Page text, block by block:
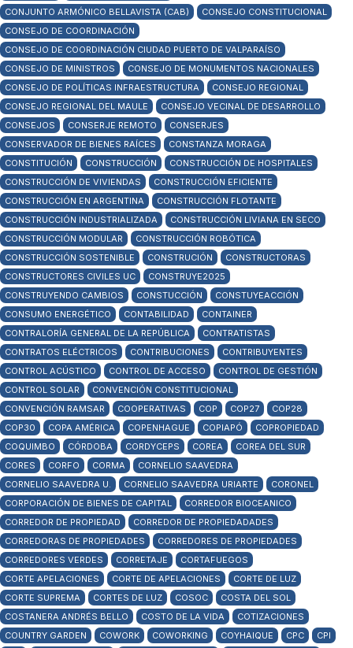
CONJUNTO ARMÓNICO BELLAVISTA (CAB)
CONSEJO CONSTITUCIONAL
CONSEJO DE COORDINACIÓN
CONSEJO DE COORDINACIÓN CIUDAD PUERTO DE VALPARAÍSO
CONSEJO DE MINISTROS
CONSEJO DE MONUMENTOS NACIONALES
CONSEJO DE POLÍTICAS INFRAESTRUCTURA
CONSEJO REGIONAL
CONSEJO REGIONAL DEL MAULE
CONSEJO VECINAL DE DESARROLLO
CONSEJOS
CONSERJE REMOTO
CONSERJES
CONSERVADOR DE BIENES RAÍCES
CONSTANZA MORAGA
CONSTITUCIÓN
CONSTRUCCIÓN
CONSTRUCCIÓN DE HOSPITALES
CONSTRUCCIÓN DE VIVIENDAS
CONSTRUCCIÓN EFICIENTE
CONSTRUCCIÓN EN ARGENTINA
CONSTRUCCIÓN FLOTANTE
CONSTRUCCIÓN INDUSTRIALIZADA
CONSTRUCCIÓN LIVIANA EN SECO
CONSTRUCCIÓN MODULAR
CONSTRUCCIÓN ROBÓTICA
CONSTRUCCIÓN SOSTENIBLE
CONSTRUCIÓN
CONSTRUCTORAS
CONSTRUCTORES CIVILES UC
CONSTRUYE2025
CONSTRUYENDO CAMBIOS
CONSTUCCIÓN
CONSTUYEACCIÓN
CONSUMO ENERGÉTICO
CONTABILIDAD
CONTAINER
CONTRALORÍA GENERAL DE LA REPÚBLICA
CONTRATISTAS
CONTRATOS ELÉCTRICOS
CONTRIBUCIONES
CONTRIBUYENTES
CONTROL ACÚSTICO
CONTROL DE ACCESO
CONTROL DE GESTIÓN
CONTROL SOLAR
CONVENCIÓN CONSTITUCIONAL
CONVENCIÓN RAMSAR
COOPERATIVAS COP COP27
COP28
COP30
COPA AMÉRICA COPENHAGUE COPIAPÓ
COPROPIEDAD
COQUIMBO
CÓRDOBA CORDYCEPS COREA
COREA DEL SUR
CORES
CORFO CORMA
CORNELIO SAAVEDRA
CORNELIO SAAVEDRA U.
CORNELIO SAAVEDRA URIARTE
CORONEL
CORPORACIÓN DE BIENES DE CAPITAL
CORREDOR BIOCEANICO
CORREDOR DE PROPIEDAD
CORREDOR DE PROPIEDADADES
CORREDORAS DE PROPIEDADES
CORREDORES DE PROPIEDADES
CORREDORES VERDES
CORRETAJE
CORTAFUEGOS
CORTE APELACIONES
CORTE DE APELACIONES
CORTE DE LUZ
CORTE SUPREMA
CORTES DE LUZ COSOC
COSTA DEL SOL
COSTANERA ANDRÉS BELLO
COSTO DE LA VIDA
COTIZACIONES
COUNTRY GARDEN
COWORK COWORKING COYHAIQUE CPC CPI